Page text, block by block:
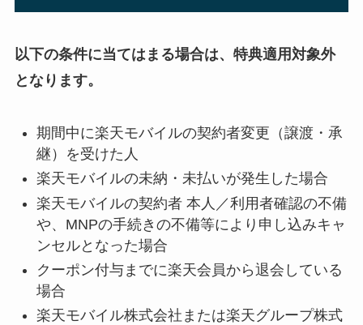
以下の条件に当てはまる場合は、特典適用対象外
となります。
期間中に楽天モバイルの契約者変更（譲渡・承
継）を受けた人
楽天モバイルの未納・未払いが発生した場合
楽天モバイルの契約者 本人／利用者確認の不備
や、MNPの手続きの不備等により申し込みキャ
ンセルとなった場合
クーポン付与までに楽天会員から退会している
場合
楽天モバイル株式会社または楽天グループ株式